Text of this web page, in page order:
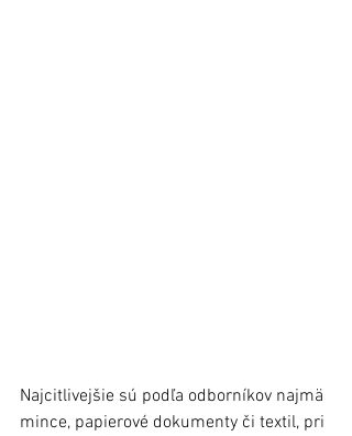
Najcitlivejšie sú podľa odborníkov najmä
mince, papierové dokumenty či textil, pri